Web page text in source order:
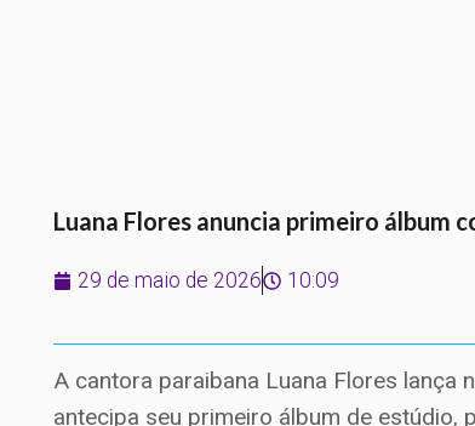
Luana Flores anuncia primeiro álbum
29 de maio de 2026 10:09
A cantora paraibana Luana Flores lança
antecipa seu primeiro álbum de estúdio,